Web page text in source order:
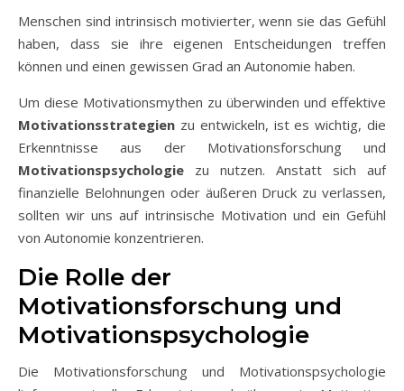
Menschen sind intrinsisch motivierter, wenn sie das Gefühl
haben, dass sie ihre eigenen Entscheidungen treffen
können und einen gewissen Grad an Autonomie haben.
Um diese Motivationsmythen zu überwinden und effektive
Motivationsstrategien zu entwickeln, ist es wichtig, die
Erkenntnisse aus der Motivationsforschung und
Motivationspsychologie zu nutzen. Anstatt sich auf
finanzielle Belohnungen oder äußeren Druck zu verlassen,
sollten wir uns auf intrinsische Motivation und ein Gefühl
von Autonomie konzentrieren.
Die Rolle der
Motivationsforschung und
Motivationspsychologie
Die Motivationsforschung und Motivationspsychologie